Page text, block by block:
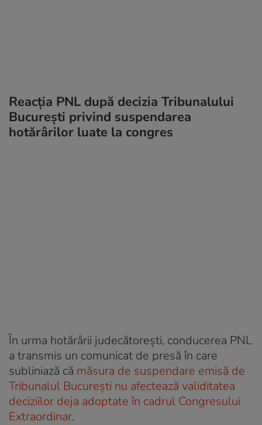
Reacția PNL după decizia Tribunalului
București privind suspendarea
hotărârilor luate la congres
În urma hotărârii judecătorești, conducerea PNL
a transmis un comunicat de presă în care
subliniază că măsura de suspendare emisă de
Tribunalul București nu afectează validitatea
deciziilor deja adoptate în cadrul Congresului
Extraordinar.